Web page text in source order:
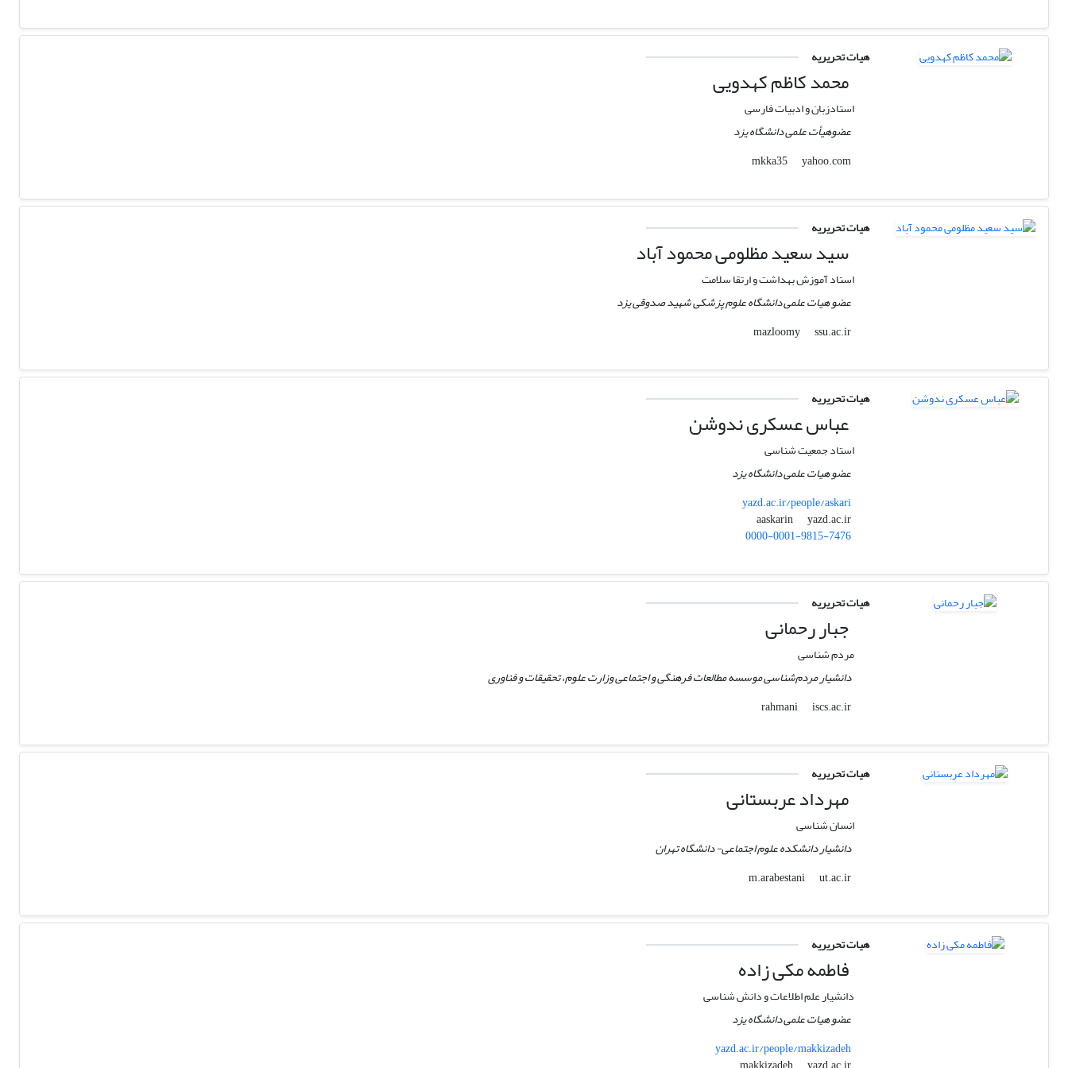
هیات تحریریه
محمد کاظم کهدویی
استادزبان و ادبیات فارسی
عضوهیأت علمی دانشگاه یزد
mkka35
yahoo.com
هیات تحریریه
سید سعید مظلومی محمود آباد
استاد آموزش بهداشت و ارتقا سلامت
عضو هیات علمی دانشگاه علوم پزشکی شهید صدوقی یزد
mazloomy
ssu.ac.ir
هیات تحریریه
عباس عسکری ندوشن
استاد جمعیت شناسی
عضو هیات علمی دانشگاه یزد
yazd.ac.ir/people/askari
aaskarin
yazd.ac.ir
0000-0001-9815-7476
هیات تحریریه
جبار رحمانی
مردم شناسی
دانشیار مردم‌شناسی موسسه مطالعات فرهنگی و اجتماعی وزارت علوم، تحقیقات و فناوری
rahmani
iscs.ac.ir
هیات تحریریه
مهرداد عربستانی
انسان شناسی
دانشیار دانشکده علوم اجتماعی- دانشگاه تهران
m.arabestani
ut.ac.ir
هیات تحریریه
فاطمه مکی زاده
دانشیار علم اطلاعات و دانش شناسی
عضو هیات علمی دانشگاه یزد
yazd.ac.ir/people/makkizadeh